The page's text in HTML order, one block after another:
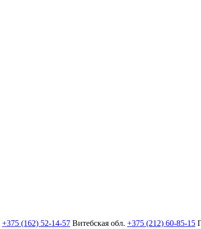
+375 (162) 52-14-57 Витебская обл. +375 (212) 60-85-15